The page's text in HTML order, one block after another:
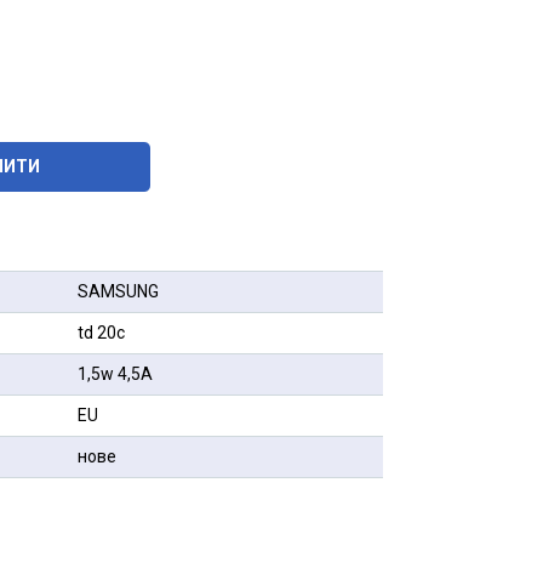
SAMSUNG
td 20c
1,5w 4,5А
EU
нове